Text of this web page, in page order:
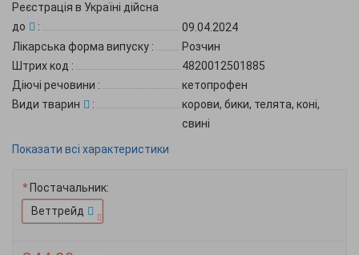
Реєстрація в Україні дійсна
до
:
09.04.2024
Лікарська форма випуску :
Розчин
Штрих код :
4820012501885
Діючі речовини :
кетопрофен
Види тварин
:
корови, бики, телята, коні,
свині
Показати всі характеристики
Постачальник:
Веттрейд